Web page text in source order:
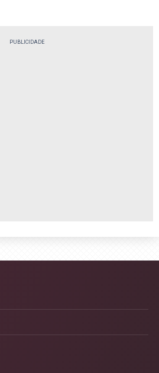
PUBLICIDADE